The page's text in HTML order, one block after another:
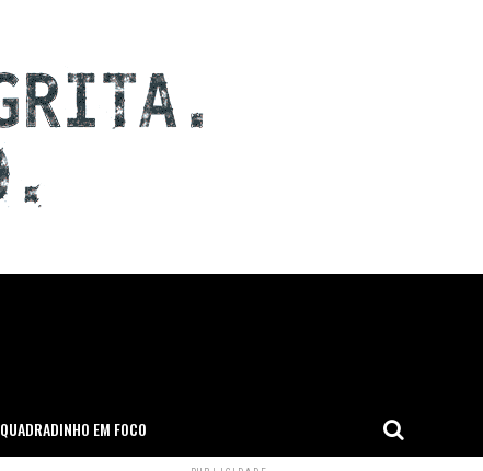
QUADRADINHO EM FOCO